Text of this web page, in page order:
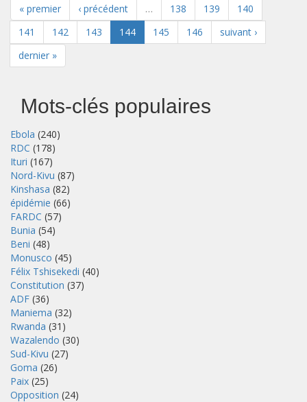
« premier ‹ précédent … 138 139
140
141
142 143 144 145 146
suivant ›
dernier »
Mots-clés populaires
Ebola (240)
RDC (178)
Ituri (167)
Nord-Kivu (87)
Kinshasa (82)
épidémie (66)
FARDC (57)
Bunia (54)
Beni (48)
Monusco (45)
Félix Tshisekedi (40)
Constitution (37)
ADF (36)
Maniema (32)
Rwanda (31)
Wazalendo (30)
Sud-Kivu (27)
Goma (26)
Paix (25)
Opposition (24)